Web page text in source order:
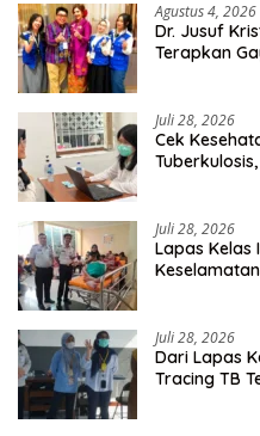
Agustus 4, 2026
Dr. Jusuf
Terapkan
Juli 28, 2026
Cek
Juli 28, 2026
Lapas Kelas
Juli 28, 2026
Dari Lapas
Tracing TB